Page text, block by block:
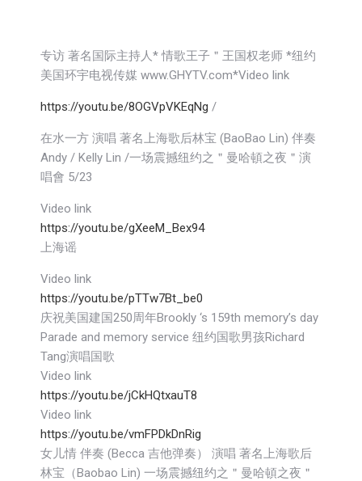
专访 著名国际主持人* 情歌王子＂王国权老师 *纽约
美国环宇电视传媒 www.GHYTV.com*Video link
https://youtu.be/8OGVpVKEqNg /
在水一方 演唱 著名上海歌后林宝 (BaoBao Lin) 伴奏
Andy / Kelly Lin /一场震撼纽约之＂曼哈頓之夜＂演
唱會 5/23
Video link
https://youtu.be/gXeeM_Bex94
上海谣
Video link
https://youtu.be/pTTw7Bt_be0
庆祝美国建国250周年Brookly ‘s 159th memory’s day
Parade and memory service 纽约国歌男孩Richard
Tang演唱国歌
Video link
https://youtu.be/jCkHQtxauT8
Video link
https://youtu.be/vmFPDkDnRig
女儿情 伴奏 (Becca 吉他弹奏） 演唱 著名上海歌后
林宝（Baobao Lin) 一场震撼纽约之＂曼哈頓之夜＂